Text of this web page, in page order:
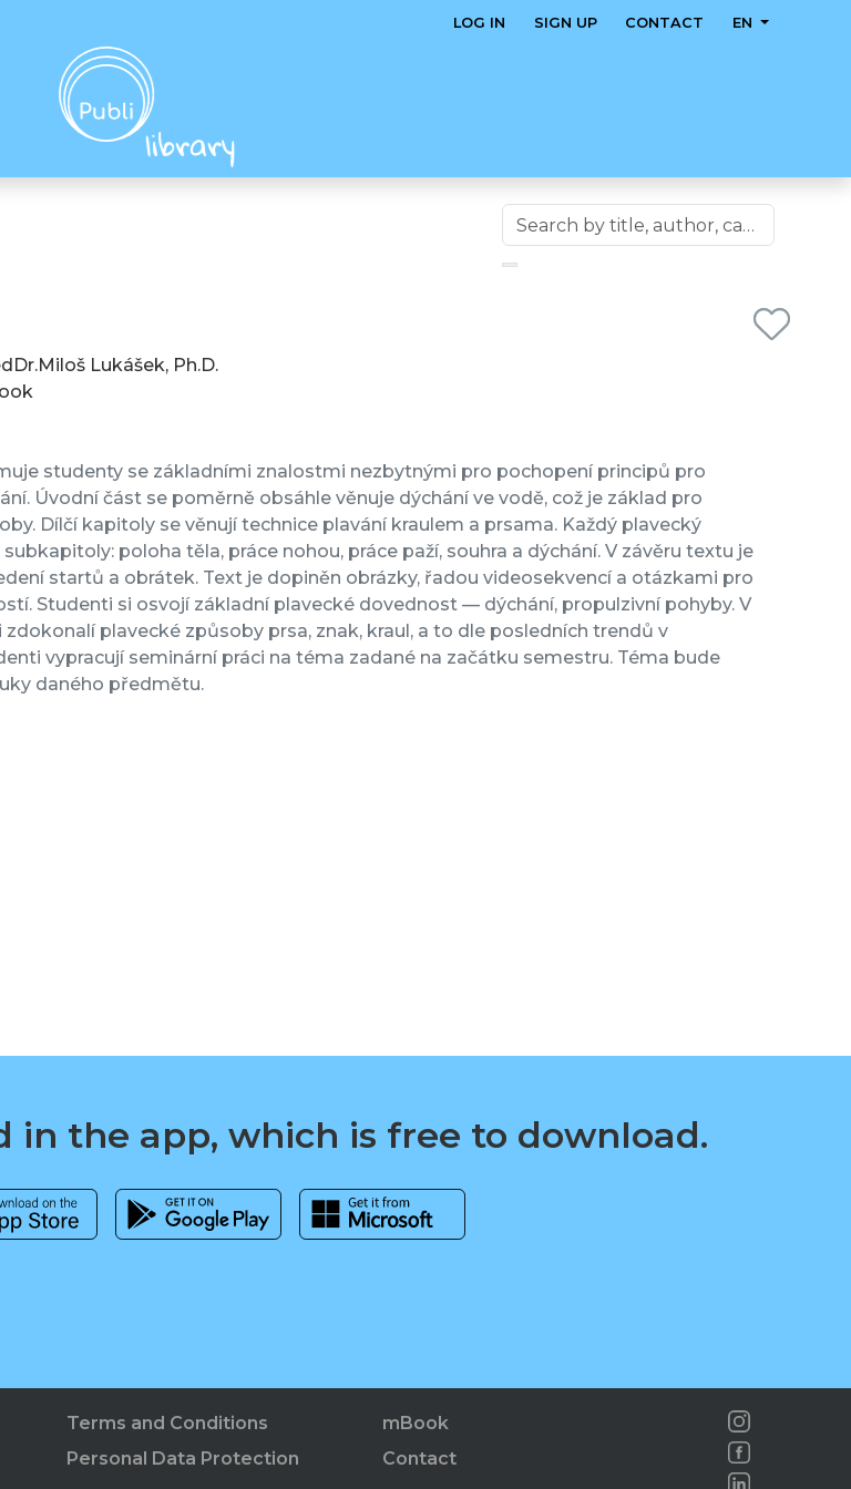
LOG IN SIGN UP CONTACT EN
Lukášek, Ph.D.
studenty se základními znalostmi nezbytnými pro pochopení principů pro
Úvodní část se poměrně obsáhle věnuje dýchání ve vodě, což je základ pro
Dílčí kapitoly se věnují technice plavání kraulem a prsama. Každý plavecký
poloha těla, práce nohou, práce paží, souhra a dýchání. V závěru textu je
startů a obrátek. Text je dopiněn obrázky, řadou videosekvencí a otázkami pro
Studenti si osvojí základní plavecké dovednost — dýchání, propulzivní pohyby. V
plavecké způsoby prsa, znak, kraul, a to dle posledních trendů v
vypracují seminární práci na téma zadané na začátku semestru. Téma bude
daného předmětu.
in the app, which is free to download.
Terms and Conditions
Personal Data Protection
mBook
Contact